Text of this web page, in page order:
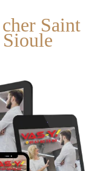
Saint